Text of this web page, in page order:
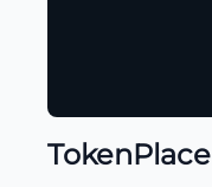
TokenPlace